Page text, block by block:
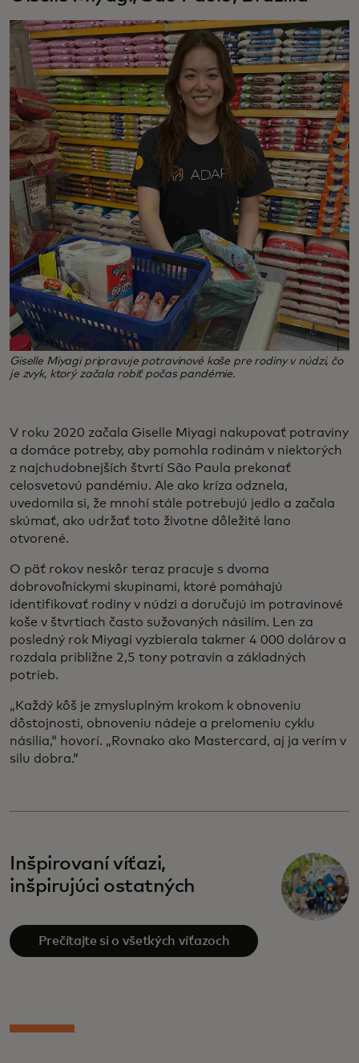
Giselle Miyagi pripravuje potravinové koše pre rodiny v núdzi, čo
je zvyk, ktorý začala robiť počas pandémie.
V roku 2020 začala Giselle Miyagi nakupovať potraviny
a domáce potreby, aby pomohla rodinám v niektorých
z najchudobnejších štvrtí São Paula prekonať
celosvetovú pandémiu. Ale ako kríza odznela,
uvedomila si, že mnohí stále potrebujú jedlo a začala
skúmať, ako udržať toto životne dôležité lano
otvorené.
O päť rokov neskôr teraz pracuje s dvoma
dobrovoľníckymi skupinami, ktoré pomáhajú
identifikovať rodiny v núdzi a doručujú im potravinové
koše v štvrtiach často sužovaných násilím. Len za
posledný rok Miyagi vyzbierala takmer 4 000 dolárov a
rozdala približne 2,5 tony potravín a základných
potrieb.
„Každý kôš je zmysluplným krokom k obnoveniu
dôstojnosti, obnoveniu nádeje a prelomeniu cyklu
násilia,“ hovorí. „Rovnako ako Mastercard, aj ja verím v
silu dobra.“
Inšpirovaní víťazi,
inšpirujúci ostatných
Prečítajte si o všetkých víťazoch